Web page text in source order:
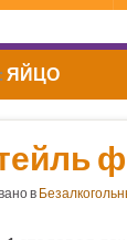
ЯЙЦО
в